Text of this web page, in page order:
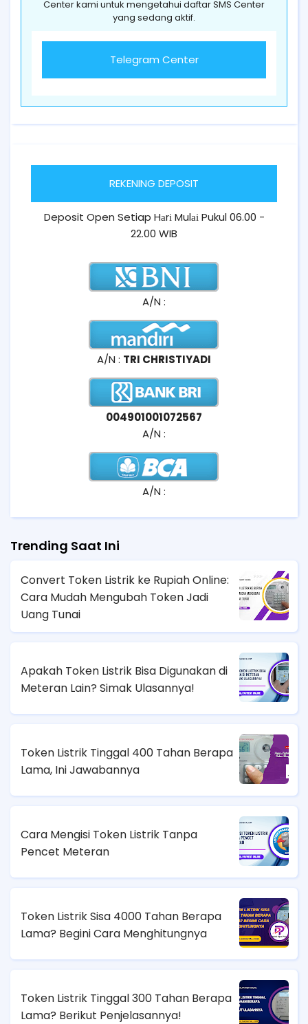
Center kami untuk mengetahui daftar SMS Center
yang sedang aktif.
Telegram Center
REKENING DEPOSIT
Deposit Open Setiap Hаrі Mulаі Pukul 06.00 -
22.00 WIB
A/N :
A/N : TRI CHRISTIYADI
004901001072567
A/N :
A/N :
Trending Saat Ini
Convert Token Listrik ke Rupiah Online:
Cara Mudah Mengubah Token Jadi
Uang Tunai
Apakah Token Listrik Bisa Digunakan di
Meteran Lain? Simak Ulasannya!
Token Listrik Tinggal 400 Tahan Berapa
Lama, Ini Jawabannya
Cara Mengisi Token Listrik Tanpa
Pencet Meteran
Token Listrik Sisa 4000 Tahan Berapa
Lama? Begini Cara Menghitungnya
Token Listrik Tinggal 300 Tahan Berapa
Lama? Berikut Penjelasannya!